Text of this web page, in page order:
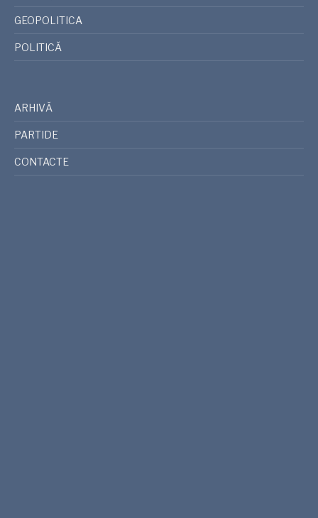
GEOPOLITICA
POLITICĂ
ARHIVĂ
PARTIDE
CONTACTE